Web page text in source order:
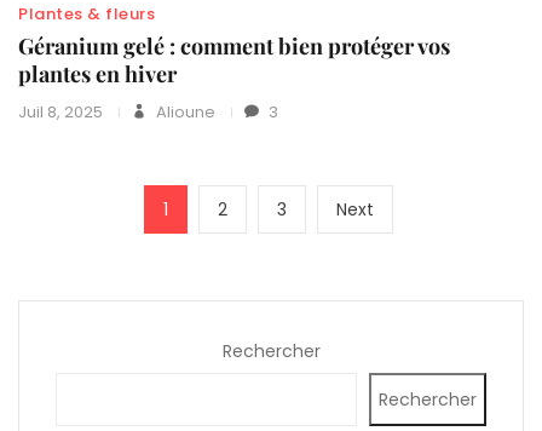
Plantes & fleurs
Géranium gelé : comment bien protéger vos
plantes en hiver
Juil 8, 2025 Alioune 3
Pagination
des
Page
1 Page
2 Page
3 NextNext
page
Rechercher
Rechercher